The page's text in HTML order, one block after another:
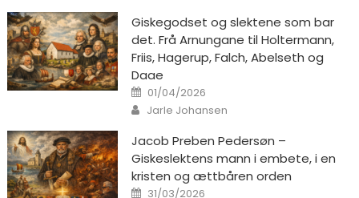
Giskegodset og slektene som bar
det. Frå Arnungane til Holtermann,
Friis, Hagerup, Falch, Abelseth og
Daae
Posted on
01/04/2026
Author
Jarle Johansen
Jacob Preben Pedersøn –
Giskeslektens mann i embete, i en
kristen og ættbåren orden
Posted on
31/03/2026